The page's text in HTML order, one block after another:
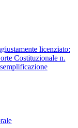
licenziato:
Costituzionale n.